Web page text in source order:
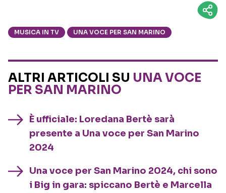
MUSICA IN TV UNA VOCE PER SAN MARINO
ALTRI ARTICOLI SU UNA VOCE
PER SAN MARINO
È ufficiale: Loredana Bertè sarà
presente a Una voce per San Marino
2024
Una voce per San Marino 2024, chi sono
i Big in gara: spiccano Bertè e Marcella